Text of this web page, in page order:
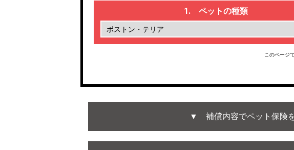
1. ペットの種類
このページ
▼ 補償内容でペット保険